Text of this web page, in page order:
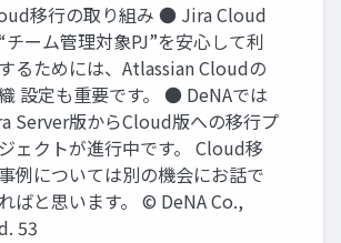
移行の取り組み ● Jira Cloud
チーム管理対象PJ”を安心して利
るためには、Atlassian Cloudの
設定も重要です。 ● DeNAでは
Server版からCloud版への移行プ
ェクトが進行中です。 Cloud移
例については別の機会にお話で
ばと思います。 © DeNA Co.,
53